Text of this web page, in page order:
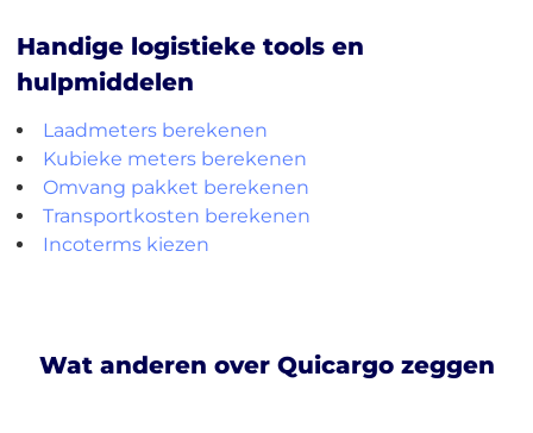
Handige logistieke tools en
hulpmiddelen
Laadmeters berekenen
Kubieke meters berekenen
Omvang pakket berekenen
Transportkosten berekenen
Incoterms kiezen
Wat anderen over Quicargo zeggen